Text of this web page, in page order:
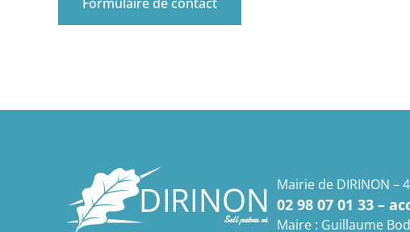
Mairie de DIRINON –
02 98 07 01 33 –
Maire : Guillaume